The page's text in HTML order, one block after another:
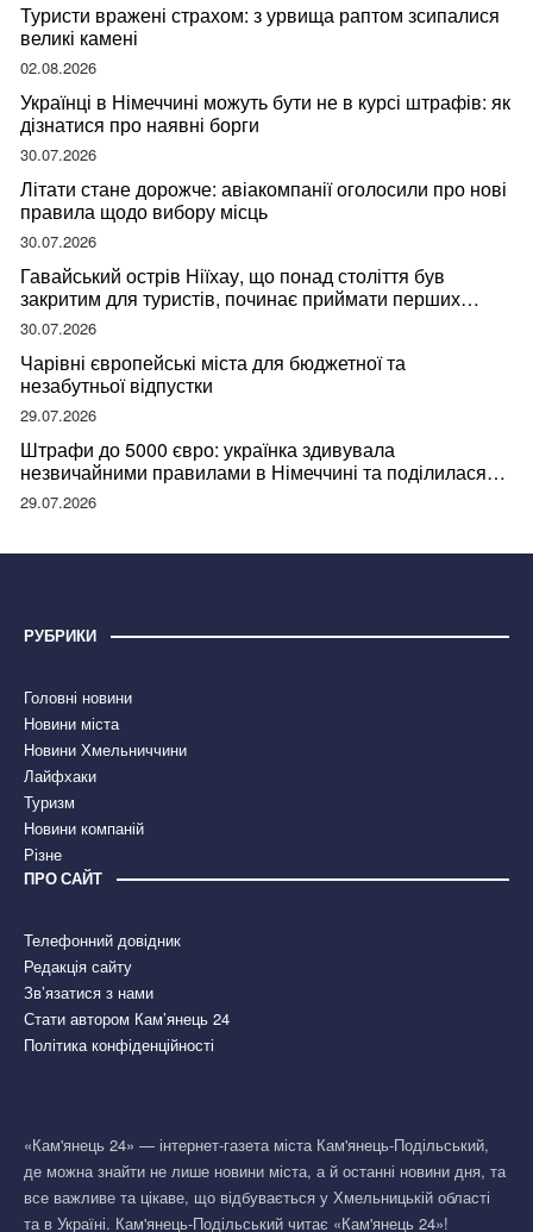
Туристи вражені страхом: з урвища раптом зсипалися
великі камені
02.08.2026
Українці в Німеччині можуть бути не в курсі штрафів: як
дізнатися про наявні борги
30.07.2026
Літати стане дорожче: авіакомпанії оголосили про нові
правила щодо вибору місць
30.07.2026
Гавайський острів Ніїхау, що понад століття був
закритим для туристів, починає приймати перших
відвідувачів
30.07.2026
Чарівні європейські міста для бюджетної та
незабутньої відпустки
29.07.2026
Штрафи до 5000 євро: українка здивувала
незвичайними правилами в Німеччині та поділилася
правдою
29.07.2026
РУБРИКИ
Головні новини
Новини міста
Новини Хмельниччини
Лайфхаки
Туризм
Новини компаній
Різне
ПРО САЙТ
Телефонний довідник
Редакція сайту
Зв’язатися з нами
Стати автором Кам’янець 24
Політика конфіденційності
«Кам'янець 24» — інтернет-газета міста Кам'янець-Подільський,
де можна знайти не лише новини міста, а й останні новини дня, та
все важливе та цікаве, що відбувається у Хмельницькій області
та в Україні. Кам'янець-Подільський читає «Кам'янець 24»!